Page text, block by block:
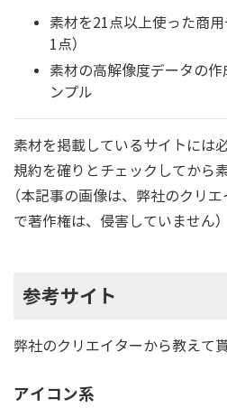
素材を21点以上使った商用
1点）
素材の高解像度データの作
ンプル
素材を掲載しているサイトには
規約を確りとチェックしてから
（本記事の画像は、弊社のクリ
で著作権は、侵害していません）
参考サイト
弊社のクリエイターから教えて
アイコン系